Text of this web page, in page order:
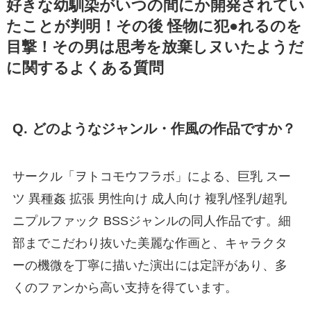
好きな幼馴染がいつの間にか開発されてい
たことが判明！その後 怪物に犯●れるのを
目撃！その男は思考を放棄しヌいたようだ
に関するよくある質問
Q. どのようなジャンル・作風の作品ですか？
サークル「ヲトコモウフラボ」による、巨乳 スー
ツ 異種姦 拡張 男性向け 成人向け 複乳/怪乳/超乳
ニプルファック BSSジャンルの同人作品です。細
部までこだわり抜いた美麗な作画と、キャラクタ
ーの機微を丁寧に描いた演出には定評があり、多
くのファンから高い支持を得ています。